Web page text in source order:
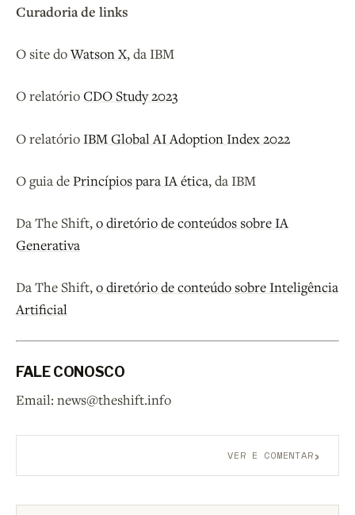
Curadoria de links
O site doWatson X, da IBM
O relatórioCDO Study 2023
O relatório IBM Global AI Adoption Index 2022
O guia dePrincípios para IA ética, da IBM
Da The Shift,o diretório de conteúdos sobre IA
Generativa
Da The Shift,o diretório de conteúdo sobre Inteligência
Artificial
FALE CONOSCO
Email: news@theshift.info
VER E COMENTAR›